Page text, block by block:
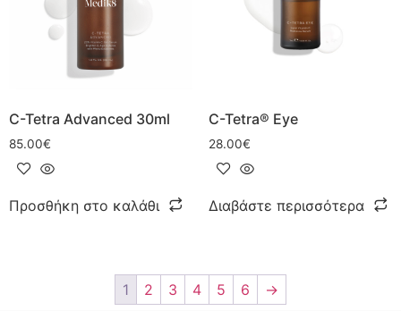
C-Tetra Advanced 30ml
85.00€
Προσθήκη στο καλάθι
C-Tetra® Eye
28.00€
Διαβάστε περισσότερα
1 2 3 4 5 6 →